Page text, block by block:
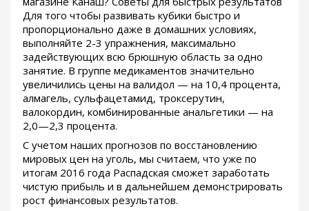
Для того чтобы развивать кубики быстро и
пропорционально даже в домашних условиях,
выполняйте 2-3 упражнения, максимально
задействующих всю брюшную область за одно
занятие. В группе медикаментов значительно
увеличились цены на валидол — на 10,4 процента,
алмагель, сульфацетамид, троксерутин,
валокордин, комбинированные анальгетики — на
2,0—2,3 процента.
С учетом наших прогнозов по восстановлению
мировых цен на уголь, мы считаем, что уже по
итогам 2016 года Распадская сможет заработать
чистую прибыль и в дальнейшем демонстрировать
рост финансовых результатов.